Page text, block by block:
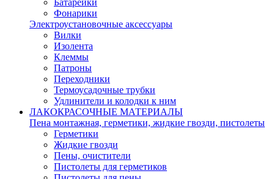
Батарейки
Фонарики
Электроустановочные аксессуары
Вилки
Изолента
Клеммы
Патроны
Переходники
Термоусадочные трубки
Удлинители и колодки к ним
ЛАКОКРАСОЧНЫЕ МАТЕРИАЛЫ
Пена монтажная, герметики, жидкие гвозди, пистолеты
Герметики
Жидкие гвозди
Пены, очистители
Пистолеты для герметиков